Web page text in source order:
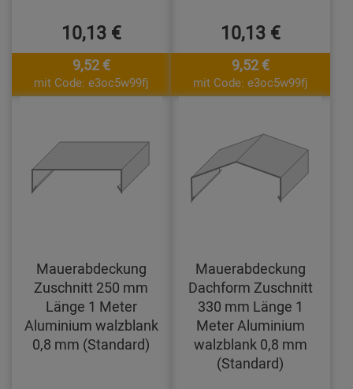
10,13 €
9,52 €
mit Code: e3oc5w99fj
10,13 €
9,52 €
mit Code: e3oc5w99fj
Mauerabdeckung
Zuschnitt 250 mm
Länge 1 Meter
Aluminium walzblank
0,8 mm (Standard)
Mauerabdeckung
Dachform Zuschnitt
330 mm Länge 1
Meter Aluminium
walzblank 0,8 mm
(Standard)